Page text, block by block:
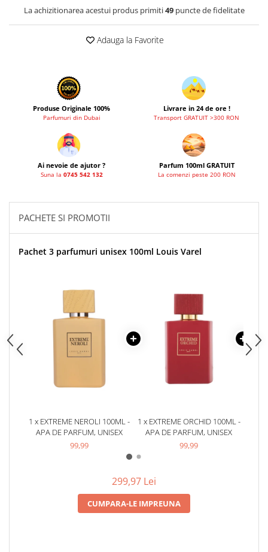
Armaf
Asdaaf
Fragrance World
Frederic Patric
French Avenue
Grandeur Elite
Jenny Glow
Louis Varel
Riiffs
Vurv
Oferta Saptamanii
La achizitionarea acestui produs primiti49puncte de fidelitate
Adauga la Favorite
Produse Originale 100%
Parfumuri din Dubai
Livrare in 24 de ore !
Transport GRATUIT >300 RON
Ai nevoie de ajutor ?
Suna la 0745 542 132
Parfum 100ml GRATUIT
La comenzi peste 200 RON
PACHETE SI PROMOTII
Pachet 3 parfumuri unisex 100ml Louis Varel
1 x EXTREME NEROLI 100ML -
APA DE PARFUM, UNISEX
99,99
1 x EXTREME ORCHID 100ML -
APA DE PARFUM, UNISEX
99,99
299,97 Lei
CUMPARA-LE IMPREUNA